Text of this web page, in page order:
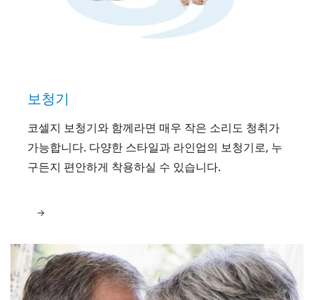
보청기
코셀지 보청기와 함께라면 매우 작은 소리도 청취가
가능합니다. 다양한 스타일과 라인업의 보청기로, 누
구든지 편안하게 착용하실 수 있습니다.